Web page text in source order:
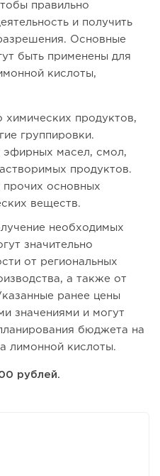
правильно
и получить
Основные
быть применены для
кислоты,
химических продуктов,
группировки.
эфирных масел, смол,
продуктов.
прочих основных
веществ.
необходимых
значительно
от региональных
а также от
ранее цены
значениями и могут
бюджета на
лимонной кислоты.
рублей.